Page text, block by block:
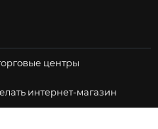
центры
интернет-магазин